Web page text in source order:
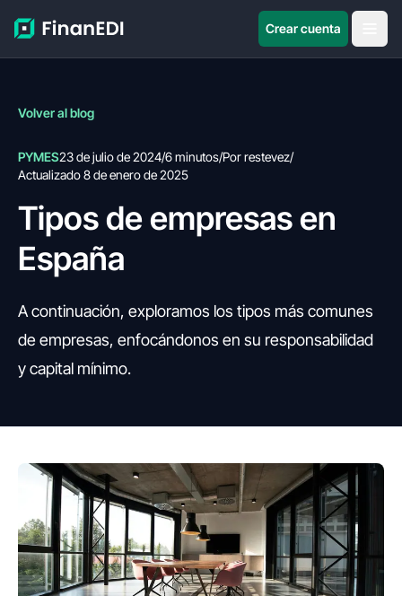
Crear cuenta
Volver al blog
PYMES23 de julio de 2024/6 minutos/Por restevez/
Actualizado 8 de enero de 2025
Tipos de empresas en
España
A continuación, exploramos los tipos más comunes
de empresas, enfocándonos en su responsabilidad
y capital mínimo.